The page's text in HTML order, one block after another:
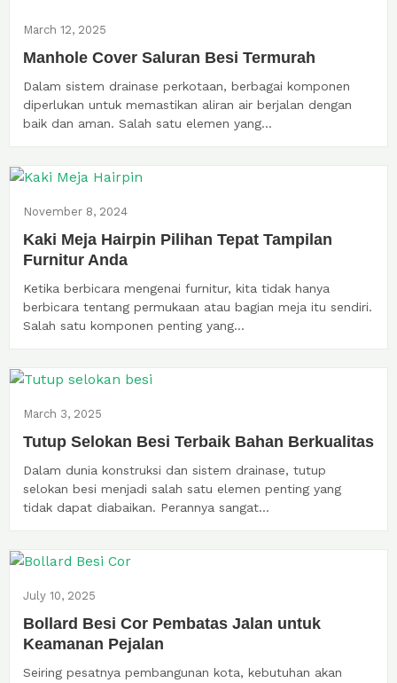
March 12, 2025
Manhole Cover Saluran Besi Termurah
Dalam sistem drainase perkotaan, berbagai komponen
diperlukan untuk memastikan aliran air berjalan dengan
baik dan aman. Salah satu elemen yang...
November 8, 2024
Kaki Meja Hairpin Pilihan Tepat Tampilan
Furnitur Anda
Ketika berbicara mengenai furnitur, kita tidak hanya
berbicara tentang permukaan atau bagian meja itu sendiri.
Salah satu komponen penting yang...
March 3, 2025
Tutup Selokan Besi Terbaik Bahan Berkualitas
Dalam dunia konstruksi dan sistem drainase, tutup
selokan besi menjadi salah satu elemen penting yang
tidak dapat diabaikan. Perannya sangat...
July 10, 2025
Bollard Besi Cor Pembatas Jalan untuk
Keamanan Pejalan
Seiring pesatnya pembangunan kota, kebutuhan akan